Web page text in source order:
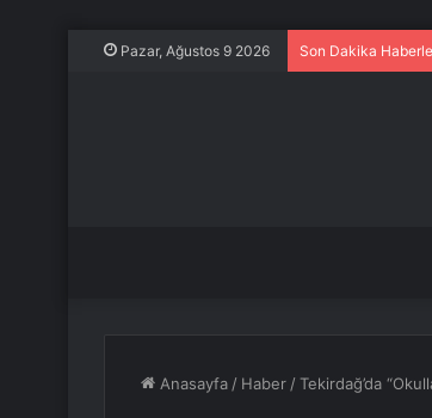
Pazar, Ağustos 9 2026 Son Dakika
Anasayfa / Haber /Tekirdağ’da